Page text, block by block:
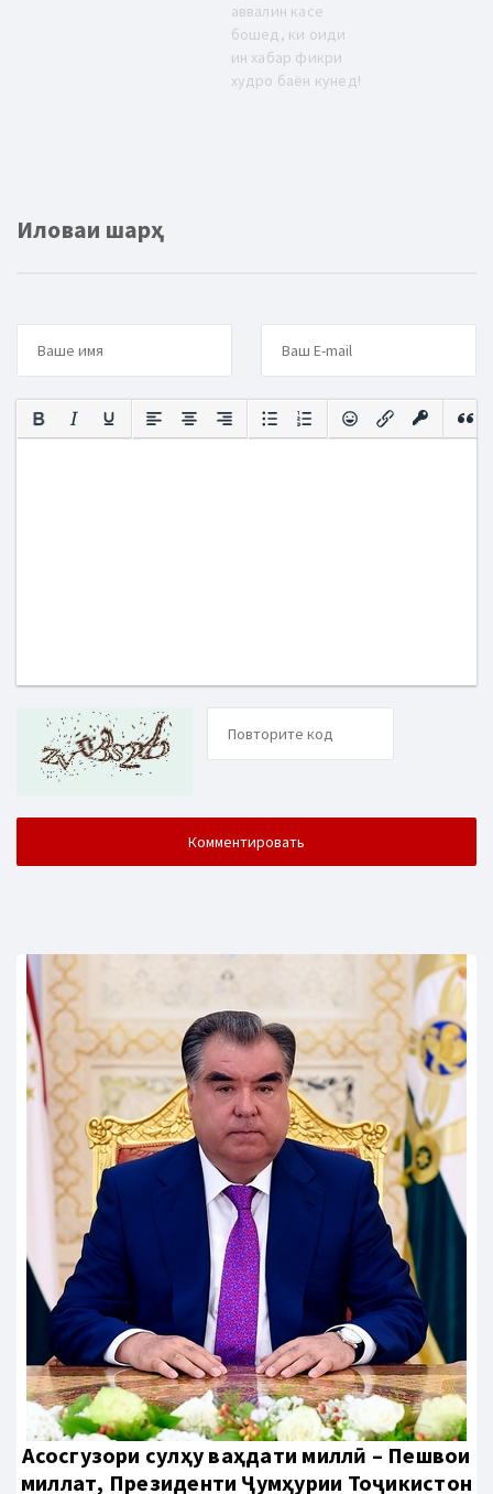
аввалин касе
бошед, ки оиди
ин хабар фикри
худро баён кунед!
Иловаи шарҳ
Aсосгузори сулҳу ваҳдати миллӣ – Пешвои
миллат, Президенти Ҷумҳурии Тоҷикистон